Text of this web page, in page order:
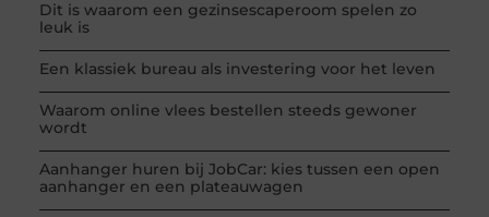
Dit is waarom een gezinsescaperoom spelen zo
leuk is
Een klassiek bureau als investering voor het leven
Waarom online vlees bestellen steeds gewoner
wordt
Aanhanger huren bij JobCar: kies tussen een open
aanhanger en een plateauwagen